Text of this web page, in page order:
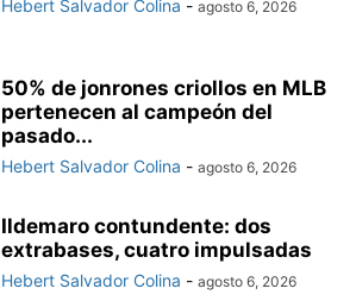
Hebert Salvador Colina - agosto 6, 2026
50% de jonrones criollos en MLB
pertenecen al campeón del
pasado...
Hebert Salvador Colina - agosto 6, 2026
Ildemaro contundente: dos
extrabases, cuatro impulsadas
Hebert Salvador Colina - agosto 6, 2026